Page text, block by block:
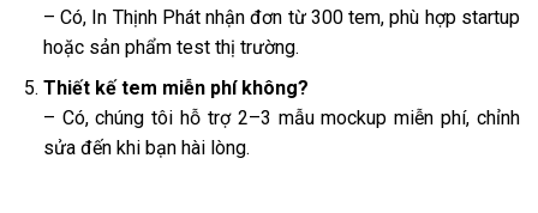
– Có, In Thịnh Phát nhận đơn từ 300 tem, phù hợp startup
hoặc sản phẩm test thị trường.
Thiết kế tem miễn phí không?
– Có, chúng tôi hỗ trợ 2–3 mẫu mockup miễn phí, chỉnh
sửa đến khi bạn hài lòng.